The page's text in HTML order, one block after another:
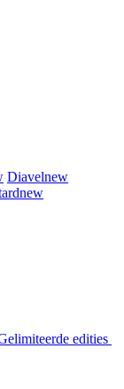
Diavelnew
new
edities